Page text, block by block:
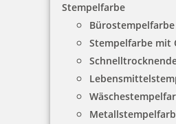
Stempelfarbe
Bürostempelfarbe
Stempelfarbe mit
172,00
Jetzt gestalten